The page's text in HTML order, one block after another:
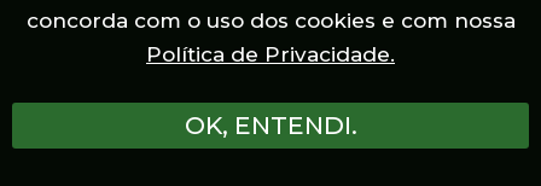
concorda com o uso dos cookies e com nossa
Política de Privacidade.
OK, ENTENDI.